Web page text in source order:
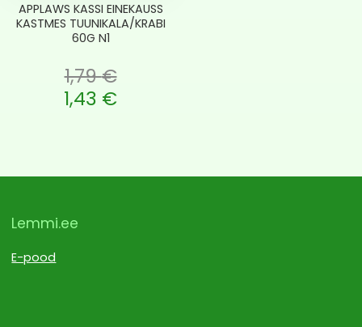
APPLAWS KASSI EINEKAUSS
KASTMES TUUNIKALA/KRABI
60G N1
1,79€
oli: 1,79 €.
1,43 €
Lemmi.ee
E-pood